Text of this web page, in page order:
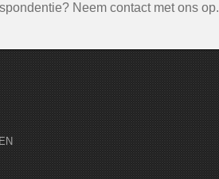
Neem contact met ons op.